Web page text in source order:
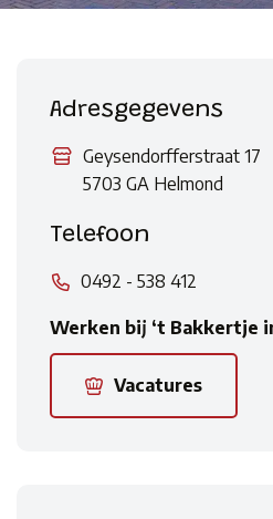
Adresgegevens
Geysendorfferstraat 17
5703 GA Helmond
Telefoon
0492 - 538 412
Werken bij ‘t Bakkertje
Vacatures